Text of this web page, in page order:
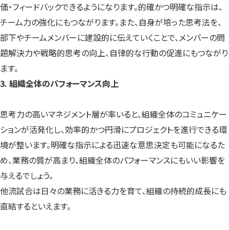
価・フィードバックできるようになります。的確かつ明確な指示は、
チーム力の強化にもつながります。また、自身が培った思考法を、
部下やチームメンバーに建設的に伝えていくことで、メンバーの問
題解決力や戦略的思考の向上、自律的な行動の促進にもつながり
ます。
3. 組織全体のパフォーマンス向上
思考力の高いマネジメント層が率いると、組織全体のコミュニケー
ションが活発化し、効率的かつ円滑にプロジェクトを進行できる環
境が整います。明確な指示による迅速な意思決定も可能になるた
め、業務の質が高まり、組織全体のパフォーマンスにもいい影響を
与えるでしょう。
他流試合は日々の業務に活きる力を育て、組織の持続的成長にも
直結するといえます。